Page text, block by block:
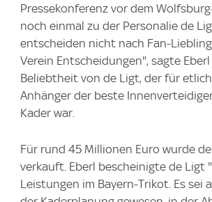
Pressekonferenz vor dem
noch einmal zu der Personalie de
entscheiden nicht nach Fan-
Verein Entscheidungen", sagte
Beliebtheit von de Ligt, der für
Anhänger der beste
Kader war.
Für rund 45 Millionen Euro wurde
verkauft. Eberl bescheinigte de Ligt
Leistungen im Bayern-Trikot. Es sei